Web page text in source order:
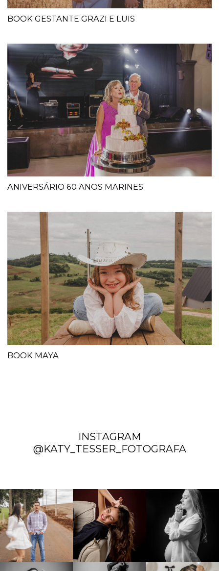
BOOK GESTANTE GRAZI E LUIS
ANIVERSÁRIO 60 ANOS MARINES
BOOK MAYA
INSTAGRAM
@KATY_TESSER_FOTOGRAFA